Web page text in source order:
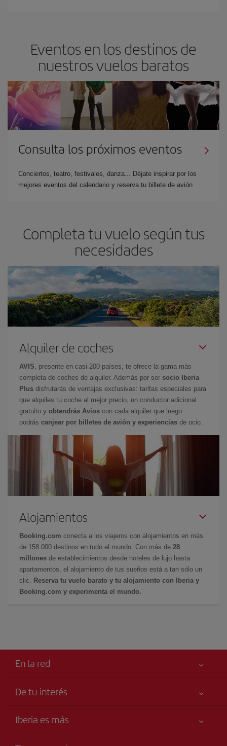
Eventos en los destinos de
nuestros vuelos baratos
Consulta los próximos eventos
Conciertos, teatro, festivales, danza... Déjate inspirar por los
mejores eventos del calendario y reserva tu billete de avión
Completa tu vuelo según tus
necesidades
Alquiler de coches
AVIS , presente en casi 200 países, te ofrece la gama más
completa de coches de alquiler. Además por ser socio Iberia
Plus disfrutarás de ventajas exclusivas: tarifas especiales para
que alquiles tu coche al mejor precio, un conductor adicional
gratuito y obtendrás Avios con cada alquiler que luego
podrás canjear por billetes de avión y experiencias de ocio.
Alojamientos
Booking.com conecta a los viajeros con alojamientos en más
de 158.000 destinos en todo el mundo. Con más de 28
millones de establecimientos desde hoteles de lujo hasta
apartamentos, el alojamiento de tus sueños está a tan sólo un
clic.
Reserva tu vuelo barato y tu alojamiento con Iberia y
Booking.com y experimenta el mundo.
En la red
De tu interés
Accesibilidad
Iberia es más